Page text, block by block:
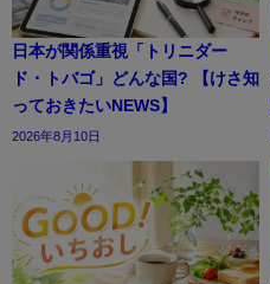
日本が関係重視「トリニダー
ド・トバゴ」どんな国? 【けさ知
っておきたいNEWS】
2026年8月10日